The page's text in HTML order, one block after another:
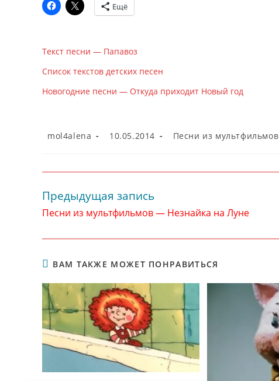
Ещё
Текст песни — Папавоз
Список текстов детских песен
Новогодние песни — Откуда приходит Новый год
Автор
mol4alena
Запись
10.05.2014
Рубрика
Песни из мультфильмов
Читать
далее
статьи
Предыдущая запись
Песни из мультфильмов — Незнайка на Луне
ВАМ ТАКЖЕ МОЖЕТ ПОНРАВИТЬСЯ